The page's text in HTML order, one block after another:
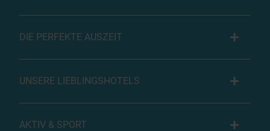
DIE PERFEKTE AUSZEIT
UNSERE LIEBLINGSHOTELS
AKTIV & SPORT